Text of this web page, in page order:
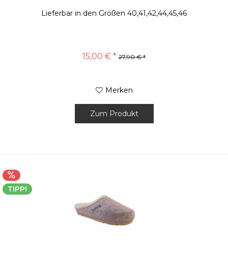
Lieferbar in den Größen 40,41,42,44,45,46
15,00 € * 27,90 € *
Merken
Zum Produkt
TIPP!